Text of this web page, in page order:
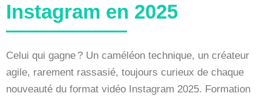
Instagram en 2025
Celui qui gagne ? Un caméléon technique, un créateur
agile, rarement rassasié, toujours curieux de chaque
nouveauté du format vidéo Instagram 2025. Formation